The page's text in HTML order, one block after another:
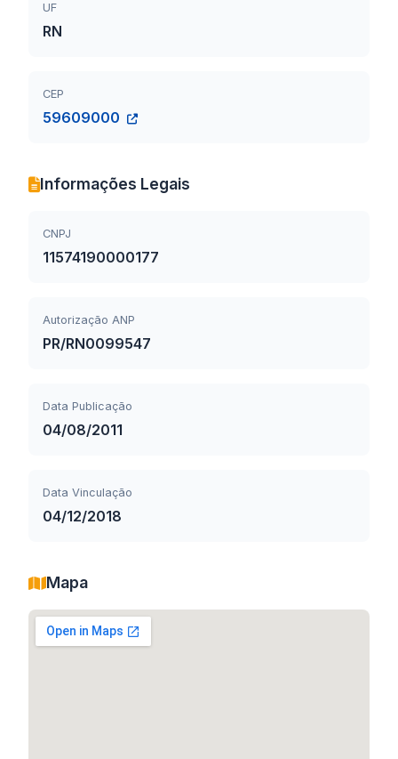
UF
RN
CEP
59609000
Informações Legais
CNPJ
11574190000177
Autorização ANP
PR/RN0099547
Data Publicação
04/08/2011
Data Vinculação
04/12/2018
Mapa